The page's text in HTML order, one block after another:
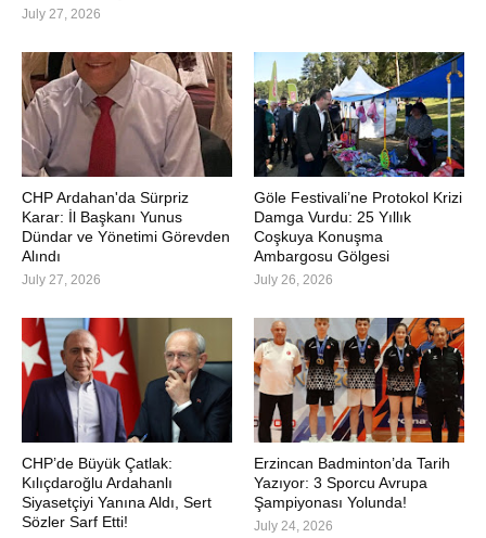
July 27, 2026
CHP Ardahan'da Sürpriz
Karar: İl Başkanı Yunus
Dündar ve Yönetimi Görevden
Alındı
July 27, 2026
Göle Festivali’ne Protokol Krizi
Damga Vurdu: 25 Yıllık
Coşkuya Konuşma
Ambargosu Gölgesi
July 26, 2026
CHP’de Büyük Çatlak:
Kılıçdaroğlu Ardahanlı
Siyasetçiyi Yanına Aldı, Sert
Sözler Sarf Etti!
Erzincan Badminton’da Tarih
Yazıyor: 3 Sporcu Avrupa
Şampiyonası Yolunda!
July 24, 2026